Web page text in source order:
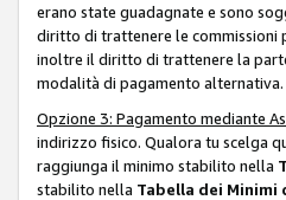
erano state guadagnate e sono
diritto di trattenere le commissioni
inoltre il diritto di trattenere la
modalità di pagamento alternativa.
Opzione 3: Pagamento mediante
indirizzo fisico. Qualora tu scelga
raggiunga il minimo stabilito nella
stabilito nella Tabella dei Minimi